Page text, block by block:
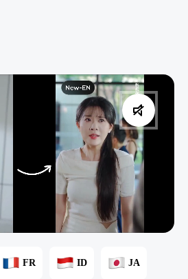
FR ID JA